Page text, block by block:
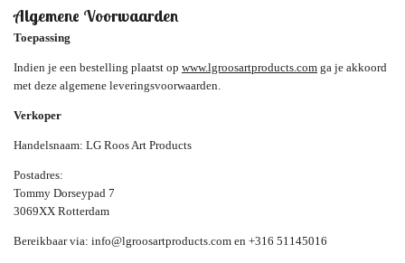
Algemene Voorwaarden
Toepassing
Indien je een bestelling plaatst op www.lgroosartproducts.com ga je akkoord
met deze algemene leveringsvoorwaarden.
Verkoper
Handelsnaam: LG Roos Art Products
Postadres:
Tommy Dorseypad 7
3069XX Rotterdam
Bereikbaar via: info@lgroosartproducts.com en +316 51145016